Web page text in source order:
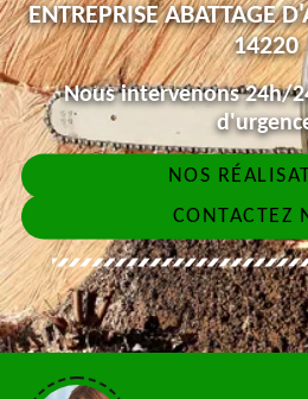
ENTREPRISE ABATTAGE
14220
Nous intervenons 24h/
NOS
CONTACTEZ